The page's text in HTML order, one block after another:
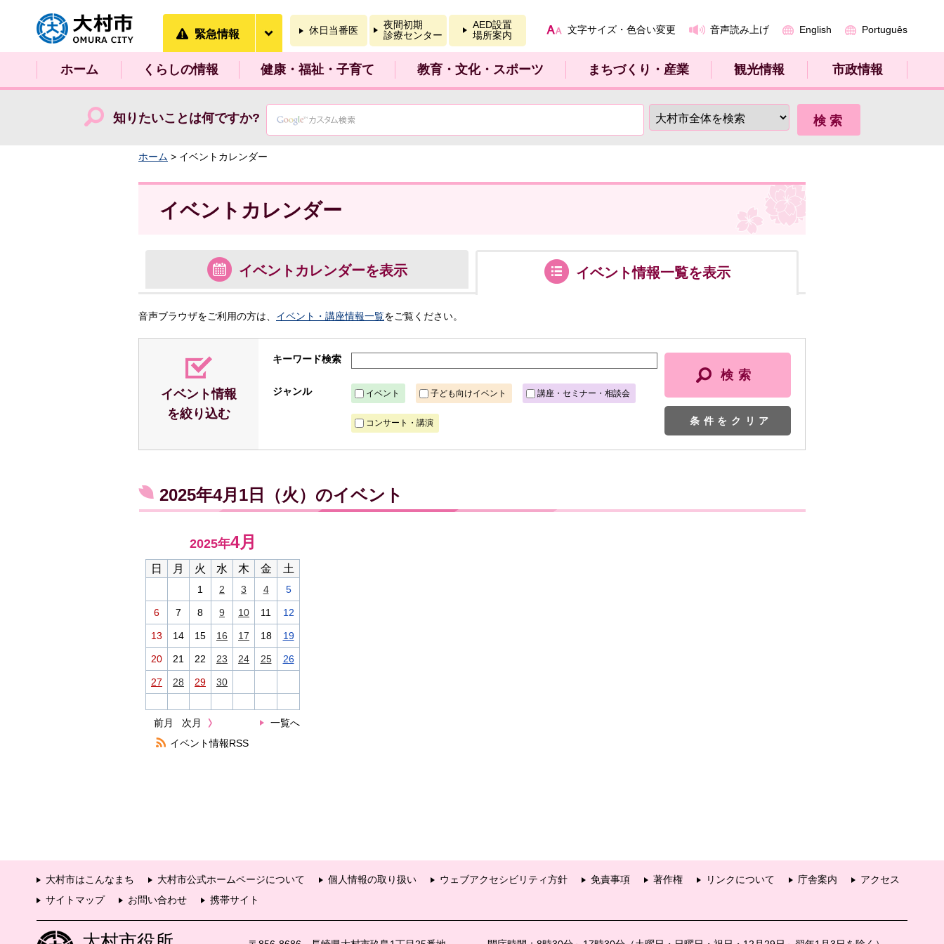
大村市
緊急情報 休日当番医
夜間初期
診療センター
AED設置
場所案内
文字サイズ・色合い変更 音声読み上げ English Português
ホーム くらしの情報 健康・福祉・子育て 教育・文化・スポーツ まちづくり・産業 観光情報 市政情報
知りたいことは何ですか?
ホーム > イベントカレンダー
イベントカレンダー
イベント カレンダーを表示 イベント情報一覧を表示
音声ブラウザをご利用の方は、 イベント・講座情報一覧をご覧ください。
イベント情報
を絞り込む
キーワード検索
ジャンル イベント 子ども向けイベント 講座・セミナー・相談会
コンサート・講演 条件をクリア
2025年4月1日（火）のイベント
2025年4月
日 月 火 水 木 金 土
1 2 3 4 5
6 7 8 9 10 11 12
13 14 15 16 17 18 19
20 21 22 23 24 25 26
27 28 29 30
前月 一覧へ
次月
イベント情報RSS
大村市はこんなまち 大村市公式ホームページについて 個人情報の取り扱い ウェブアクセシビリティ方針 免責事項 著作権 リンクについて 庁舎案内
アクセス
サイトマップ
お問い合わせ 携帯サイト